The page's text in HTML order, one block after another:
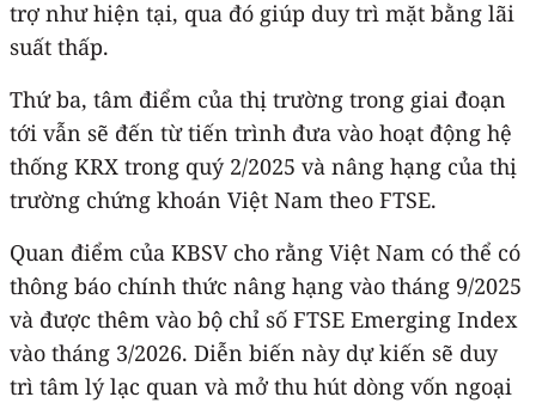
trợ như hiện tại, qua đó giúp duy trì mặt bằng lãi
suất thấp.
Thứ ba, tâm điểm của thị trường trong giai đoạn
tới vẫn sẽ đến từ tiến trình đưa vào hoạt động hệ
thống KRX trong quý 2/2025 và nâng hạng của thị
trường chứng khoán Việt Nam theo FTSE.
Quan điểm của KBSV cho rằng Việt Nam có thể có
thông báo chính thức nâng hạng vào tháng 9/2025
và được thêm vào bộ chỉ số FTSE Emerging Index
vào tháng 3/2026. Diễn biến này dự kiến sẽ duy
trì tâm lý lạc quan và mở thu hút dòng vốn ngoại